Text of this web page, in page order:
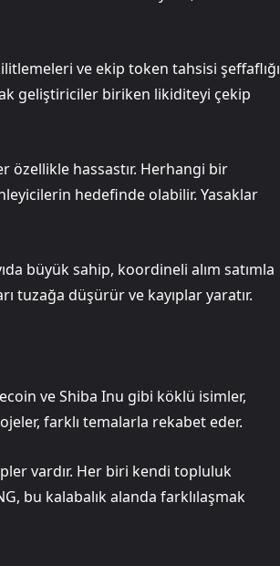
ve ekip token tahsisi şeffaflığı
geliştiriciler biriken likiditeyi çekip
hassastır. Herhangi bir
hedefinde olabilir. Yasaklar
büyük sahip, koordineli alım satımla
tuzağa düşürür ve kayıplar yaratır.
ve Shiba Inu gibi köklü isimler,
farklı temalarla rekabet eder.
vardır. Her biri kendi topluluk
bu kalabalık alanda farklılaşmak